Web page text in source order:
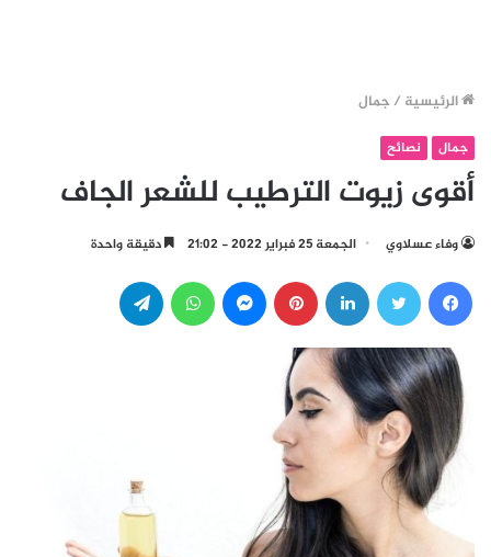
الرئيسية / جمال
جمال نصائح
أقوى زيوت الترطيب للشعر الجاف
وفاء عسلاوي الجمعة 25 فبراير 2022 - 21:02 دقيقة واحدة